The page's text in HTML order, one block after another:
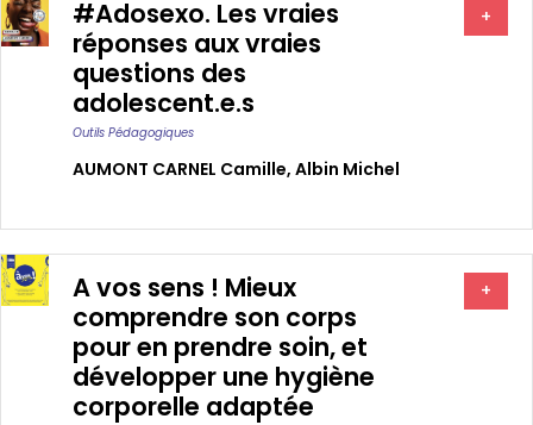
#Adosexo. Les vraies
réponses aux vraies
questions des
adolescent.e.s
Outils Pédagogiques
AUMONT CARNEL Camille, Albin Michel
+
A vos sens ! Mieux
comprendre son corps
pour en prendre soin, et
développer une hygiène
corporelle adaptée
+